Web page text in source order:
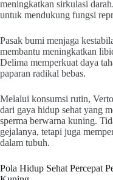
meningkatkan sirkulasi
untuk mendukung fungsi
Pasak bumi menjaga
membantu meningkatkan
Delima memperkuat daya
paparan radikal bebas.
Melalui konsumsi rutin,
dari gaya hidup sehat yang
sperma berwarna kuning.
gejalanya, tetapi juga
dalam tubuh.
Pola Hidup Sehat Percepat